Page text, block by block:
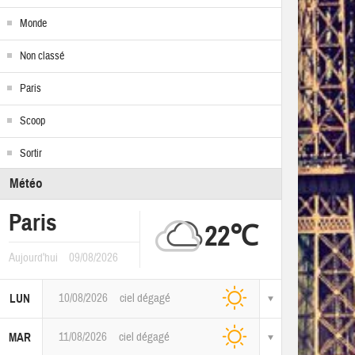
Monde
Non classé
Paris
Scoop
Sortir
Météo
Paris
Aujourd'hui 09/08/2026
22℃
LUN 10/08/2026 ciel dégagé
MAR 11/08/2026 ciel dégagé